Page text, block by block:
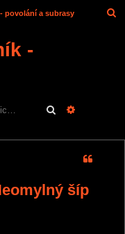
povolání a subrasy
-
Search
šíp